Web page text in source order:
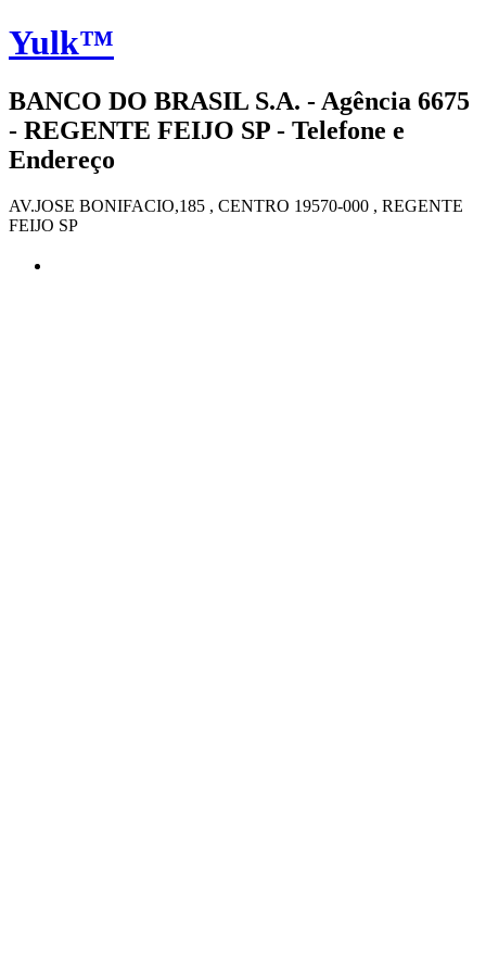
Yulk™
BANCO DO BRASIL S.A. - Agência 6675
- REGENTE FEIJO SP - Telefone e
Endereço
AV.JOSE BONIFACIO,185 , CENTRO 19570-000 , REGENTE
FEIJO SP